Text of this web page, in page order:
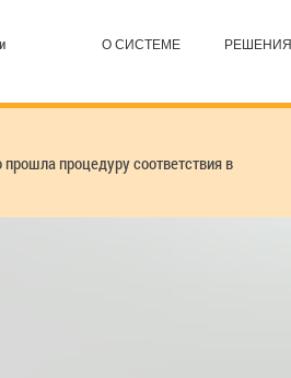
О СИСТЕМЕ РЕШЕНИЯ
процедуру соответствия в